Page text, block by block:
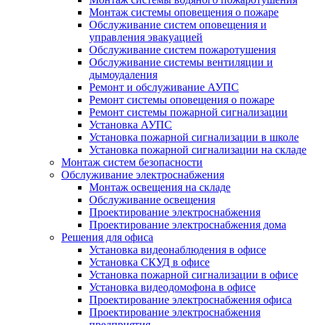
Монтаж системы оповещения о пожаре
Обслуживание систем оповещения и
управления эвакуацией
Обслуживание систем пожаротушения
Обслуживание системы вентиляции и
дымоудаления
Ремонт и обслуживание АУПС
Ремонт системы оповещения о пожаре
Ремонт системы пожарной сигнализации
Установка АУПС
Установка пожарной сигнализации в школе
Установка пожарной сигнализации на складе
Монтаж систем безопасности
Обслуживание электроснабжения
Монтаж освещения на складе
Обслуживание освещения
Проектирование электроснабжения
Проектирование электроснабжения дома
Решения для офиса
Установка видеонаблюдения в офисе
Установка СКУД в офисе
Установка пожарной сигнализации в офисе
Установка видеодомофона в офисе
Проектирование электроснабжения офиса
Проектирование электроснабжения